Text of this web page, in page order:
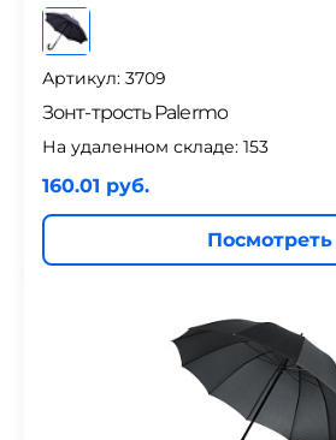
Артикул: 3709
Зонт-трость Palermo
На удаленном складе: 153
160.01 руб.
Посмотреть